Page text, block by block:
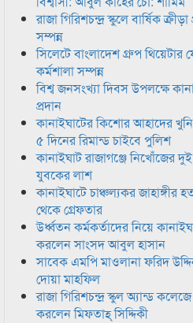
রাজা গিরিশচন্দ্র স্কুলে বার্ষিক
সম্পন্ন
সিলেটে বাংলাদেশ গ্রুপ থিয়েটার
কর্মশালা সম্পন্ন
বিশ্ব জনসংখ্যা দিবস উপলক্ষে
প্রদান
কানাইঘাটের কিশোর আহাদের
৫ দিনের রিমান্ড চাইবে পুলিশ
কানাইঘাট রাজাগঞ্জে নিখোঁজের
যুবকের লাশ
কানাইঘাটে চাঞ্চল্যকর জাহাঙ্গীর
থেকে গ্রেফতার
উর্ধ্বতন কর্মকর্তাদের নিয়ে
করলেন সাংসদ আবুল হাসান
সাবেক এমপি মাওলানা ফরিদ
দোয়া মাহফিল
রাজা গিরিশচন্দ্র স্কুল অ্যান্ড
করলেন মিফতাহ্ সিদ্দিকী